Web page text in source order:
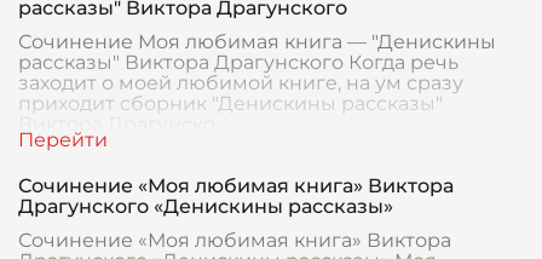
рассказы" Виктора Драгунского
Сочинение Моя любимая книга — "Денискины
рассказы" Виктора Драгунского Когда речь
заходит о моей любимой книге, на ум сразу
приходит сборник "Денискины рассказы"
Виктора Драгунско
Сочинение «Моя любимая книга» Виктора
Драгунского «Денискины рассказы»
Сочинение «Моя любимая книга» Виктора